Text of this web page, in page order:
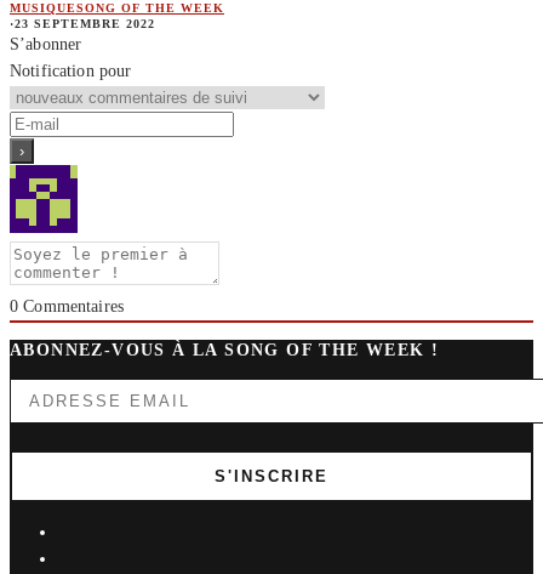
MUSIQUESONG OF THE WEEK
·23 SEPTEMBRE 2022
S’abonner
Notification pour
0 Commentaires
ABONNEZ-VOUS À LA SONG OF THE WEEK !